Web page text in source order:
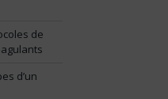
de
d’un